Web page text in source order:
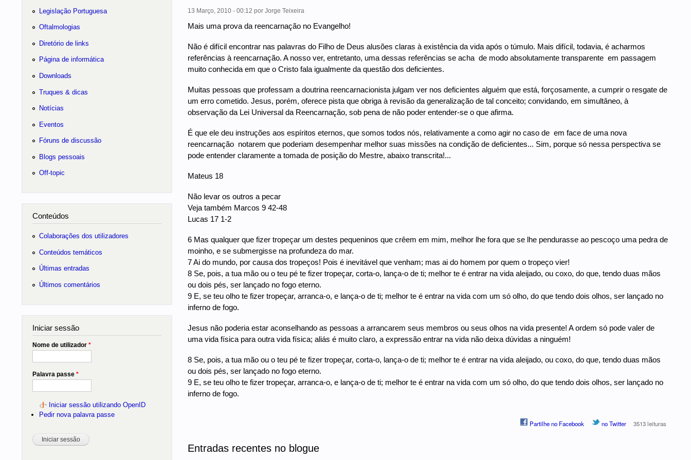
13 Março, 2010 - 00:12 por Jorge Teixeira
Mais uma prova da reencarnação no Evangelho!
Não é difícil encontrar nas palavras do Filho de Deus alusões claras à existência da vida após o túmulo. Mais difícil, todavia, é acharmos
referências à reencarnação. A nosso ver, entretanto, uma dessas referências se acha  de modo absolutamente transparente  em passagem
muito conhecida em que o Cristo fala igualmente da questão dos deficientes.
Muitas pessoas que professam a doutrina reencarnacionista julgam ver nos deficientes alguém que está, forçosamente, a cumprir o resgate de
um erro cometido. Jesus, porém, oferece pista que obriga à revisão da generalização de tal conceito; convidando, em simultâneo, à
observação da Lei Universal da Reencarnação, sob pena de não poder entender-se o que afirma.
É que ele deu instruções aos espíritos eternos, que somos todos nós, relativamente a como agir no caso de  em face de uma nova
reencarnação  notarem que poderiam desempenhar melhor suas missões na condição de deficientes... Sim, porque só nessa perspectiva se
pode entender claramente a tomada de posição do Mestre, abaixo transcrita!...
Mateus 18
Não levar os outros a pecar
Veja também Marcos 9 42-48
Lucas 17 1-2
6 Mas qualquer que fizer tropeçar um destes pequeninos que crêem em mim, melhor lhe fora que se lhe pendurasse ao pescoço uma pedra de
moinho, e se submergisse na profundeza do mar.
7 Ai do mundo, por causa dos tropeços! Pois é inevitável que venham; mas ai do homem por quem o tropeço vier!
8 Se, pois, a tua mão ou o teu pé te fizer tropeçar, corta-o, lança-o de ti; melhor te é entrar na vida aleijado, ou coxo, do que, tendo duas mãos
ou dois pés, ser lançado no fogo eterno.
9 E, se teu olho te fizer tropeçar, arranca-o, e lança-o de ti; melhor te é entrar na vida com um só olho, do que tendo dois olhos, ser lançado no
inferno de fogo.
Jesus não poderia estar aconselhando as pessoas a arrancarem seus membros ou seus olhos na vida presente! A ordem só pode valer de
uma vida física para outra vida física; aliás é muito claro, a expressão entrar na vida não deixa dúvidas a ninguém!
8 Se, pois, a tua mão ou o teu pé te fizer tropeçar, corta-o, lança-o de ti; melhor te é entrar na vida aleijado, ou coxo, do que, tendo duas mãos
ou dois pés, ser lançado no fogo eterno.
9 E, se teu olho te fizer tropeçar, arranca-o, e lança-o de ti; melhor te é entrar na vida com um só olho, do que tendo dois olhos, ser lançado no
inferno de fogo.
Partilhe no Facebook no Twitter 3513 leituras
Entradas recentes no blogue
Legislação Portuguesa
Oftalmologias
Diretório de links
Página de informática
Downloads
Truques & dicas
Notícias
Eventos
Fóruns de discussão
Blogs pessoais
Off-topic
Conteúdos
Colaborações dos utilizadores
Conteúdos temáticos
Últimas entradas
Últimos comentários
Iniciar sessão
Nome de utilizador *
Palavra passe *
Iniciar sessão utilizando OpenID
Pedir nova palavra passe